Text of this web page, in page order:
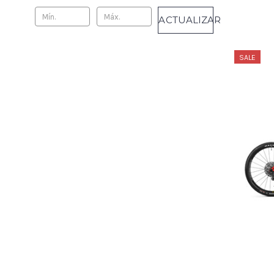
ACTUALIZAR
SALE